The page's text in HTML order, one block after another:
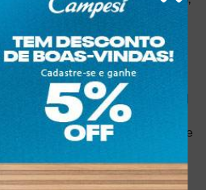
proporciona um ar moderno e
estratégico, envolve os
segura, garantindo um ajuste
essa sandália oferece a altura ideal
ainda mais confiante. Seu
kg proporciona conforto durante
estilo. Ideal para mulheres que
e que combine com diversas
trabalho até uma noite especial.